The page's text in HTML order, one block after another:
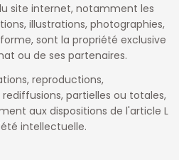
site internet, notamment les
illustrations, photographies,
sont la propriété exclusive
ou de ses partenaires.
reproductions,
partielles ou totales,
aux dispositions de l'article L
intellectuelle.